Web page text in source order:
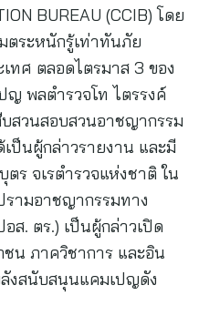
BUREAU (CCIB) โดย
ตระหนักรู้เท่าทันภัย
ทศ ตลอดไตรมาส 3 ของ
ญ พลตำรวจโท ไตรรงค์
สวนสอบสวนอาชญากรรม
ป็นผู้กล่าวรายงาน และมี
ร จเรตำรวจแห่งชาติ ใน
ามอาชญากรรมทาง
ส. ตร.) เป็นผู้กล่าวเปิด
น ภาควิชาการ และอิน
งสนับสนุนแคมเปญดัง